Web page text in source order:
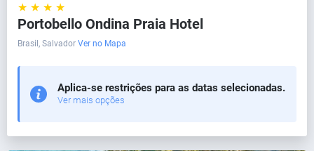
★ ★ ★ ★
Portobello Ondina Praia Hotel
Brasil, Salvador Ver no Mapa
Aplica-se restrições para as datas selecionadas.
Ver mais opções